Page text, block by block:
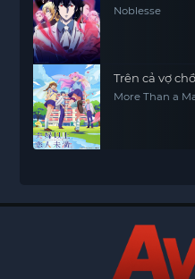
Noblesse
Trên cả vợ
More Than a